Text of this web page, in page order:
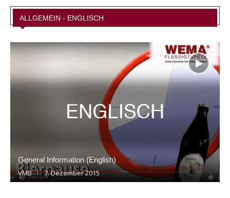
ALLGEMEIN - ENGLISCH
General Information (English)
VMB 7. Dezember 2015